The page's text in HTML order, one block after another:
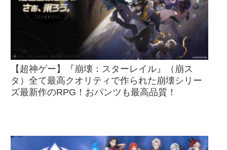
【超神ゲー】『崩壊：スターレイル』（崩ス
タ）全て最高クオリティで作られた崩壊シリー
ズ最新作のRPG！おパンツも最高品質！